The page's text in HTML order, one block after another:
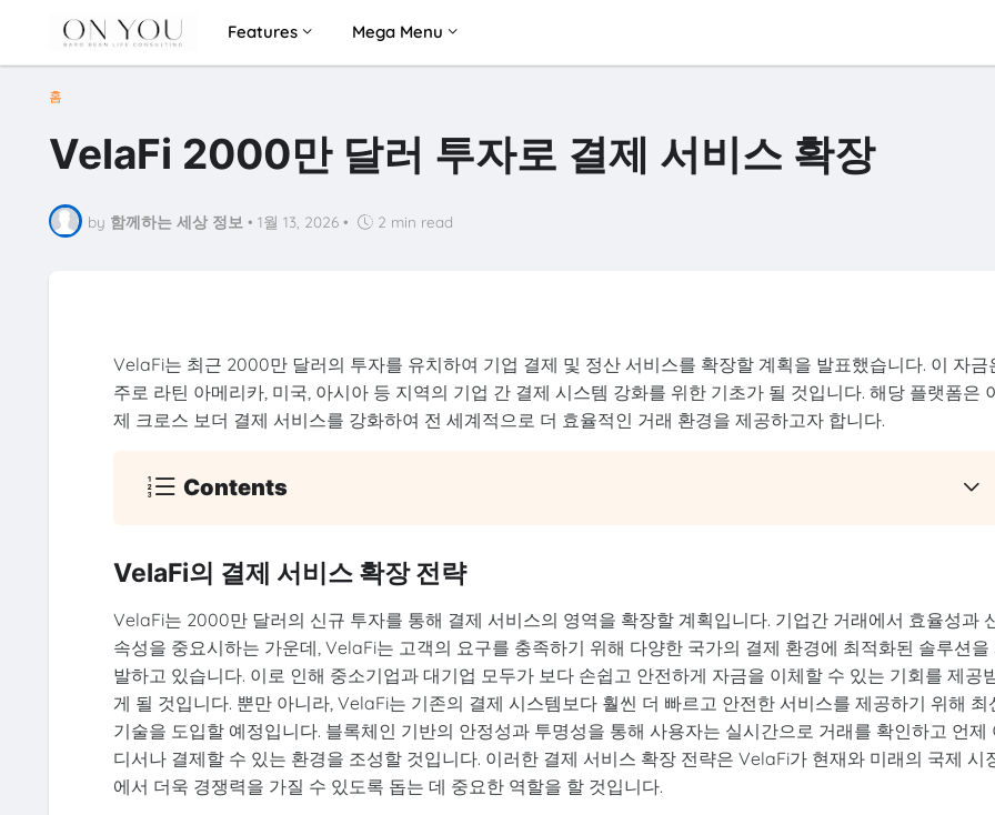
Features Mega Menu
홈
VelaFi 2000만 달러 투자로 결제 서비스 확장
by 함께하는 세상 정보 • 1월 13, 2026 • 2 min read
VelaFi는 최근 2000만 달러의 투자를 유치하여 기업 결제 및 정산 서비스를 확장할 계획을 발표했습니다. 이 자금
주로 라틴 아메리카, 미국, 아시아 등 지역의 기업 간 결제 시스템 강화를 위한 기초가 될 것입니다. 해당 플랫폼은
제 크로스 보더 결제 서비스를 강화하여 전 세계적으로 더 효율적인 거래 환경을 제공하고자 합니다.
Contents
VelaFi의 결제 서비스 확장 전략
VelaFi는 2000만 달러의 신규 투자를 통해 결제 서비스의 영역을 확장할 계획입니다. 기업간 거래에서 효율성과
속성을 중요시하는 가운데, VelaFi는 고객의 요구를 충족하기 위해 다양한 국가의 결제 환경에 최적화된 솔루션을
발하고 있습니다. 이로 인해 중소기업과 대기업 모두가 보다 손쉽고 안전하게 자금을 이체할 수 있는 기회를 제공
게 될 것입니다. 뿐만 아니라, VelaFi는 기존의 결제 시스템보다 훨씬 더 빠르고 안전한 서비스를 제공하기 위해 최
기술을 도입할 예정입니다. 블록체인 기반의 안정성과 투명성을 통해 사용자는 실시간으로 거래를 확인하고 언제
디서나 결제할 수 있는 환경을 조성할 것입니다. 이러한 결제 서비스 확장 전략은 VelaFi가 현재와 미래의 국제 시
에서 더욱 경쟁력을 가질 수 있도록 돕는 데 중요한 역할을 할 것입니다.